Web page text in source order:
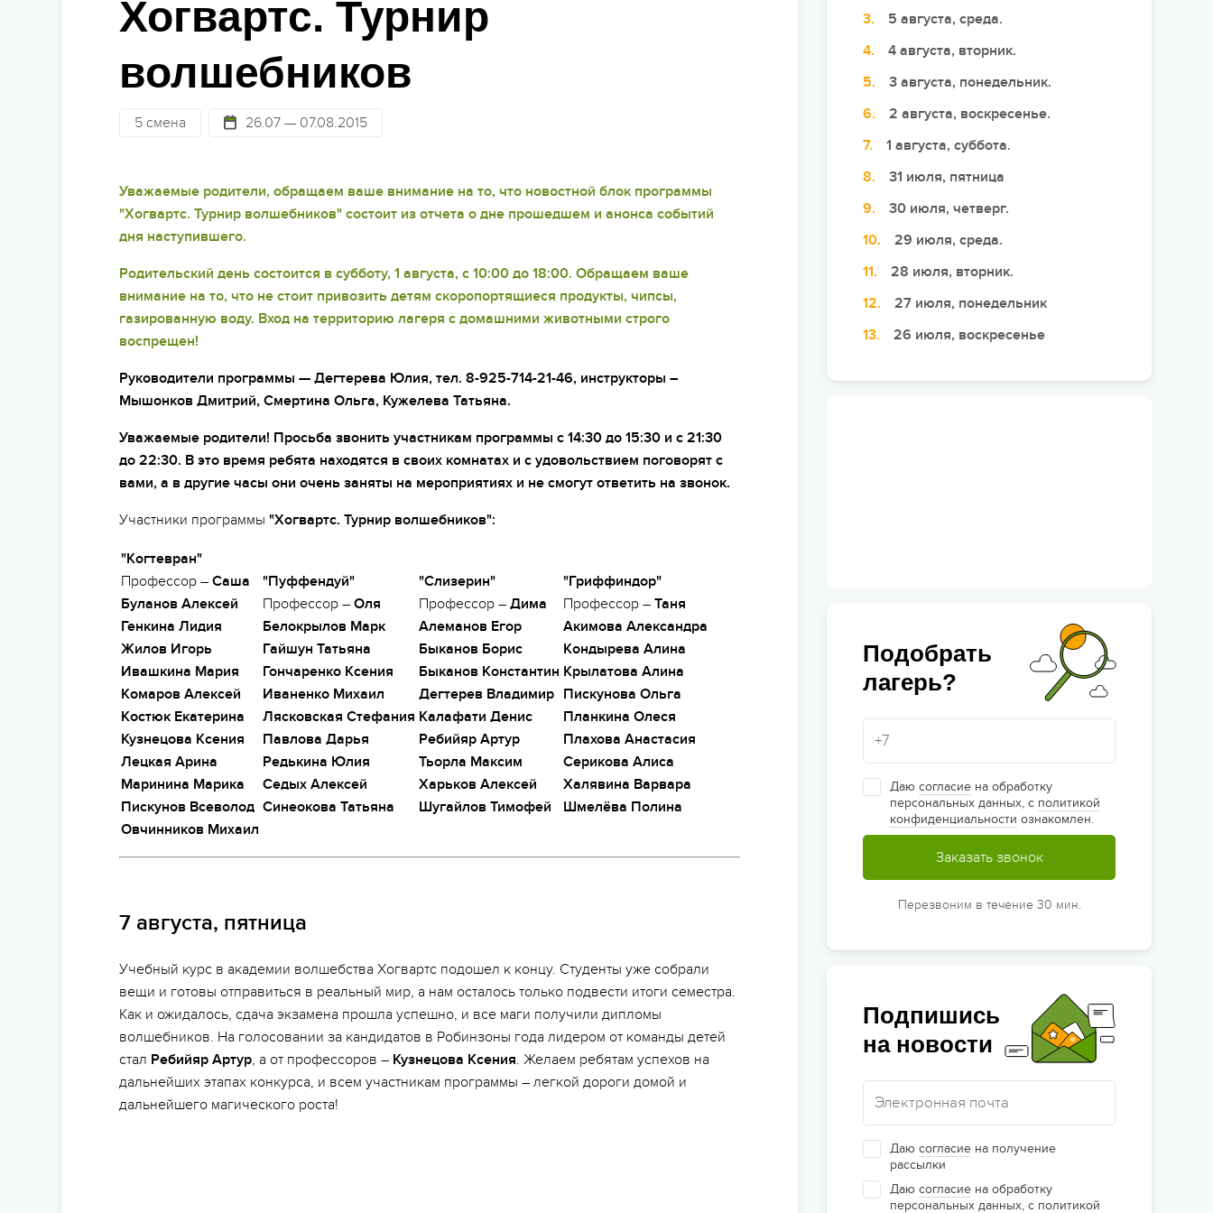
Детям 13-15 лет
Лагеря для студентов
Сюжетно-ролевые лагеря
Студенческие лагеря
Палаточные лагеря
Тематические лагеря
Горящие туры
Школам
Праздники
Фото и видео
Партнерские лагеря
Статьи
Семейные лагеря
Отъезд/приезд групп
Хогвартс. Турнир
волшебников
5 смена 26.07 — 07.08.2015
Уважаемые родители, обращаем ваше внимание на то, что новостной блок программы
"Хогвартс. Турнир волшебников" состоит из отчета о дне прошедшем и анонса событий
дня наступившего.
Родительский день состоится в субботу, 1 августа, с 10:00 до 18:00. Обращаем ваше
внимание на то, что не стоит привозить детям скоропортящиеся продукты, чипсы,
газированную воду. Вход на территорию лагеря с домашними животными строго
воспрещен!
Руководители программы — Дегтерева Юлия, тел. 8-925-714-21-46, инструкторы –
Мышонков Дмитрий, Смертина Ольга, Кужелева Татьяна.
Уважаемые родители! Просьба звонить участникам программы с 14:30 до 15:30 и с 21:30
до 22:30. В это время ребята находятся в своих комнатах и с удовольствием поговорят с
вами, а в другие часы они очень заняты на мероприятиях и не смогут ответить на звонок.
Участники программы "Хогвартс. Турнир волшебников":
"Когтевран"
Профессор – Саша
Буланов Алексей
Генкина Лидия
Жилов Игорь
Ивашкина Мария
Комаров Алексей
Костюк Екатерина
Кузнецова Ксения
Лецкая Арина
Маринина Марика
Пискунов Всеволод
Овчинников Михаил
"Пуффендуй"
Профессор – Оля
Белокрылов Марк
Гайшун Татьяна
Гончаренко Ксения
Иваненко Михаил
Лясковская Стефания
Павлова Дарья
Редькина Юлия
Седых Алексей
Синеокова Татьяна
"Слизерин"
Профессор – Дима
Алеманов Егор
Быканов Борис
Быканов Константин
Дегтерев Владимир
Калафати Денис
Ребийяр Артур
Тьорла Максим
Харьков Алексей
Шугайлов Тимофей
"Гриффиндор"
Профессор – Таня
Акимова Александра
Кондырева Алина
Крылатова Алина
Пискунова Ольга
Планкина Олеся
Плахова Анастасия
Серикова Алиса
Халявина Варвара
Шмелёва Полина
7 августа, пятница
Учебный курс в академии волшебства Хогвартс подошел к концу. Студенты уже собрали
вещи и готовы отправиться в реальный мир, а нам осталось только подвести итоги семестра.
Как и ожидалось, сдача экзамена прошла успешно, и все маги получили дипломы
волшебников. На голосовании за кандидатов в Робинзоны года лидером от команды детей
стал Ребийяр Артур, а от профессоров – Кузнецова Ксения. Желаем ребятам успехов на
дальнейших этапах конкурса, и всем участникам программы – легкой дороги домой и
дальнейшего магического роста!
5 августа, среда.
4 августа, вторник.
3 августа, понедельник.
2 августа, воскресенье.
1 августа, суббота.
31 июля, пятница
30 июля, четверг.
29 июля, среда.
28 июля, вторник.
27 июля, понедельник
26 июля, воскресенье
Подобрать
лагерь?
Даю согласие на обработку
персональных данных, с политикой
конфиденциальности ознакомлен.
Заказать звонок
Перезвоним в течение 30 мин.
Подпишись
на новости
Даю согласие на получение
рассылки
Даю согласие на обработку
персональных данных, с политикой